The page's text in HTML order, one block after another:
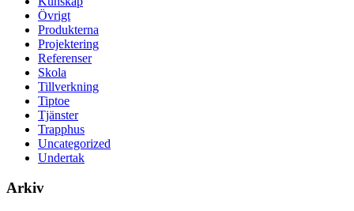
Övrigt
Produkterna
Projektering
Referenser
Skola
Tillverkning
Tiptoe
Tjänster
Trapphus
Uncategorized
Undertak
Arkiv